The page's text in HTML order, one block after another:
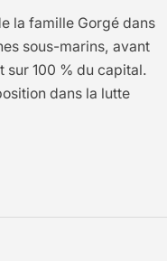
la famille Gorgé dans
sous-marins, avant
100 % du capital.
dans la lutte